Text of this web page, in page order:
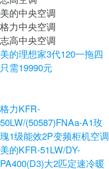
美的中央空调
格力中央空调
志高中央空调
美的理想家3代120一拖四
只需19990元
格力KFR-
50LW/(50587)FNAa-A1玫
瑰1级能效2P变频柜机空调
美的KFR-51LW/DY-
PA400(D3)大2匹定速冷暖